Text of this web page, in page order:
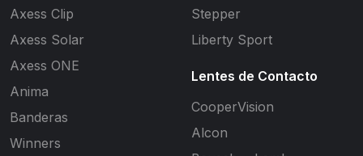
Axess Clip
Axess Solar
Axess ONE
Anima
Banderas
Winners
Stepper
Liberty Sport
Lentes de Contacto
CooperVision
Alcon